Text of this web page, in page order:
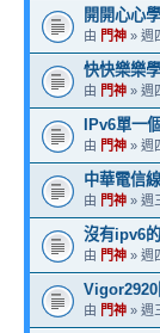
開開心心
由 門神 » 週
快快樂樂
由 門神 » 週
IPv6單一
由 門神 » 週
中華電信
由 門神 » 週
沒有ipv6
由 門神 » 週
由 門神 » 週